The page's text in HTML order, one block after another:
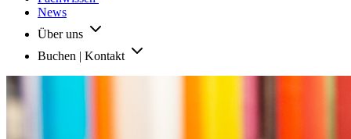
News
Über uns
Buchen | Kontakt